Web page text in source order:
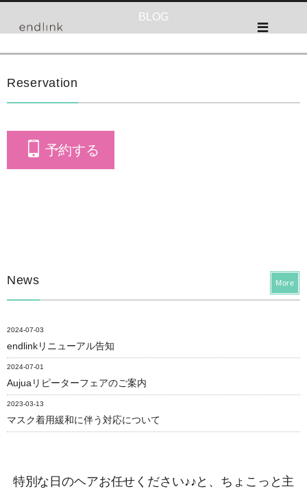
BLOG
Reservation
予約する
News
2024-07-03
endlinkリニューアル告知
2024-07-01
Aujuaリピーターフェアのご案内
2023-03-13
マスク着用緩和に伴う対応について
More
特別な日のヘアお任せください♪♪と、ちょこっと主